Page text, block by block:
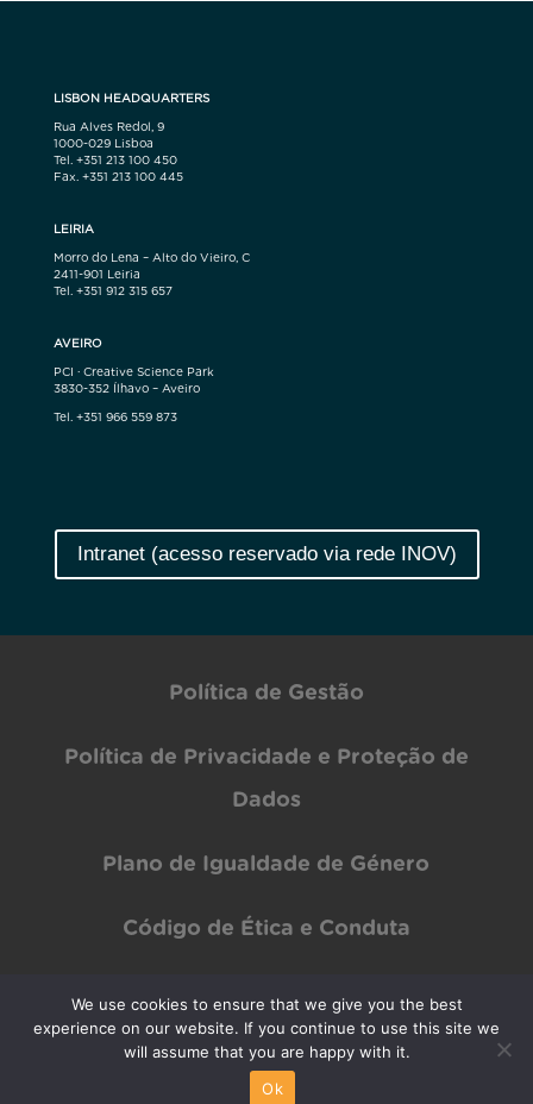
LISBON HEADQUARTERS
Rua Alves Redol, 9
1000-029 Lisboa
Tel. +351 213 100 450
Fax. +351 213 100 445
LEIRIA
Morro do Lena – Alto do Vieiro, C
2411-901 Leiria
Tel. +351 912 315 657
AVEIRO
PCI · Creative Science Park
3830-352 Ílhavo – Aveiro
Tel. +351 966 559 873
Intranet (acesso reservado via rede INOV)
Política de Gestão
Política de Privacidade e Proteção de
Dados
Plano de Igualdade de Género
Código de Ética e Conduta
Copyright © INOV Inesc 2024 All rights Reserved | Designed byPAR Design
We use cookies to ensure that we give you the best
experience on our website. If you continue to use this site we
will assume that you are happy with it.
Ok